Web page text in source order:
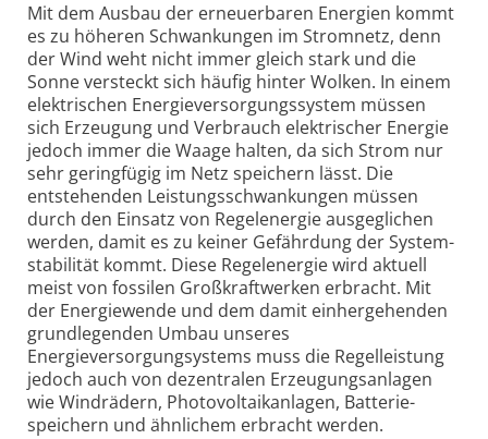
Mit dem Ausbau der erneuerbaren Energien kommt
es zu höheren Schwankungen im Stromnetz, denn
der Wind weht nicht immer gleich stark und die
Sonne versteckt sich häufig hinter Wolken. In einem
elektrischen Energie­versorgungssystem müssen
sich Erzeugung und Verbrauch elektrischer Energie
jedoch immer die Waage halten, da sich Strom nur
sehr geringfügig im Netz speichern lässt. Die
entstehenden Leistungs­schwankungen müssen
durch den Einsatz von Regelenergie ausgeglichen
werden, damit es zu keiner Gefährdung der System­
stabilität kommt. Diese Regelenergie wird aktuell
meist von fossilen Groß­kraftwerken erbracht. Mit
der Energiewende und dem damit einhergehenden
grundlegenden Umbau unseres
Energieversorgungsystems muss die Regelleistung
jedoch auch von dezentralen Erzeugungs­anlagen
wie Windrädern, Photovoltaik­anlagen, Batterie­
speichern und ähnlichem erbracht werden.